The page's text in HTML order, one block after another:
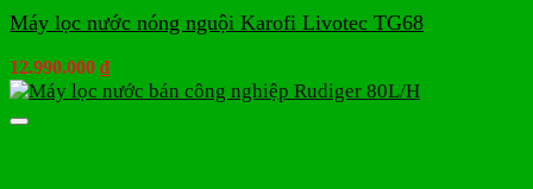
Máy lọc nước nóng nguội Karofi Livotec TG68
12.990.000 ₫